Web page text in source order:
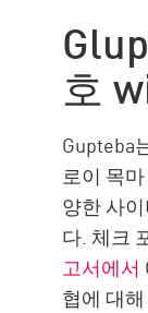
호
Gupteba
로이 목
양한 사
다. 체크
고서에서
협에 대